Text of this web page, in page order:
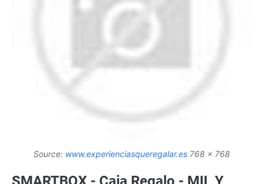
Source: www.experienciasqueregalar.es768 x 768